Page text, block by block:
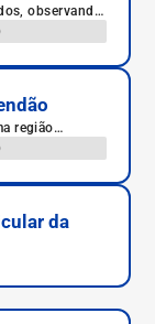
observando
região
que conectam
da